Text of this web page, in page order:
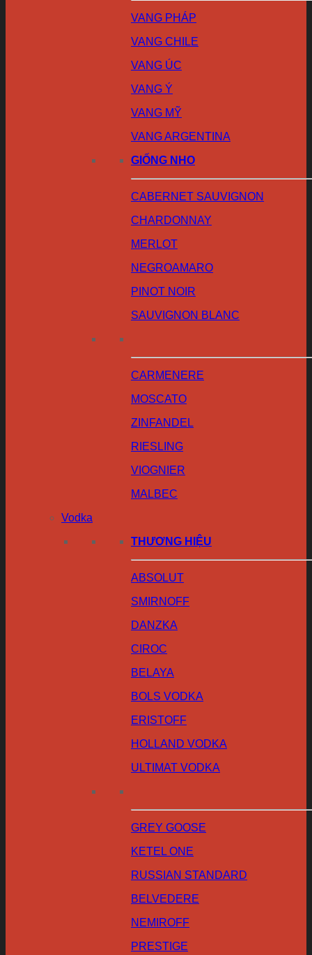
VANG PHÁP
VANG CHILE
VANG ÚC
VANG Ý
VANG MỸ
VANG ARGENTINA
GIỐNG NHO
CABERNET SAUVIGNON
CHARDONNAY
MERLOT
NEGROAMARO
PINOT NOIR
SAUVIGNON BLANC
CARMENERE
MOSCATO
ZINFANDEL
RIESLING
VIOGNIER
MALBEC
Vodka
THƯƠNG HIỆU
ABSOLUT
SMIRNOFF
DANZKA
CIROC
BELAYA
BOLS VODKA
ERISTOFF
HOLLAND VODKA
ULTIMAT VODKA
GREY GOOSE
KETEL ONE
RUSSIAN STANDARD
BELVEDERE
NEMIROFF
PRESTIGE